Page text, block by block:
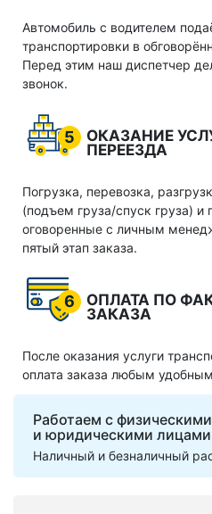
Автомобиль с водителем
транспортировки в
Перед этим наш диспетчер
звонок.
5
ОКАЗАНИЕ
ПЕРЕЕЗДА
Погрузка, перевозка,
(подъем груза/спуск груза) и
оговоренные с личным
пятый этап заказа.
6
ОПЛАТА ПО
ЗАКАЗА
После оказания услуги
оплата заказа любым
Работаем с физическими
и юридическими лицами
Наличный и безналичный